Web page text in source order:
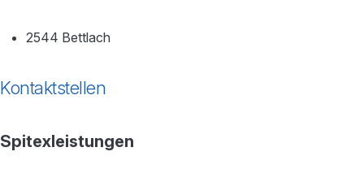
2544 Bettlach
Kontaktstellen
Spitexleistungen